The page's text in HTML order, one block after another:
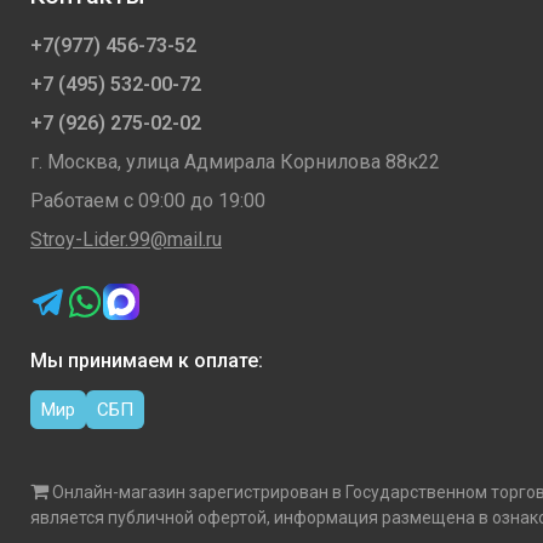
+7(977) 456-73-52
+7 (495) 532-00-72
+7 (926) 275-02-02
г. Москва, улица Адмирала Корнилова 88к22
Работаем с 09:00 до 19:00
Stroy-Lider.99@mail.ru
Мы принимаем к оплате:
Мир СБП
Онлайн-магазин зарегистрирован в Государственном
является публичной офертой, информация размещена в